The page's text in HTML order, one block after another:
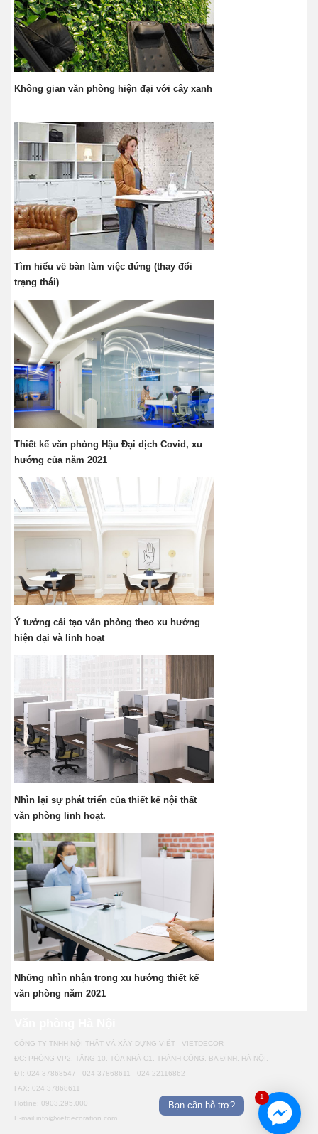
Không gian văn phòng hiện đại với cây xanh
Tìm hiểu về bàn làm việc đứng (thay đổi
trạng thái)
Thiết kế văn phòng Hậu Đại dịch Covid, xu
hướng của năm 2021
Ý tưởng cải tạo văn phòng theo xu hướng
hiện đại và linh hoạt
Nhìn lại sự phát triển của thiết kế nội thất
văn phòng linh hoạt.
Những nhìn nhận trong xu hướng thiết kế
văn phòng năm 2021
CÔNG TY TNHH NỘI THẤT VÀ XÂY DỰNG VIÊT - VIETDECOR
ĐC: PHÒNG VP2, TẦNG 10, TÒA NHÀ C1, THÀNH CÔNG, BA ĐÌNH, HÀ NỘI.
ĐT: 024 37868547 - 024 37868611 - 024 22116862
FAX: 024 37868611
Hotline: 0903.295.000
E-mail:info@vietdecoration.com
1
Bạn cần hỗ trợ?